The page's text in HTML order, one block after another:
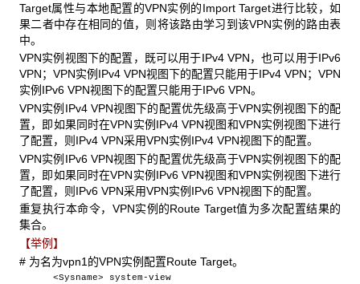
Target属性与本地配置的VPN实例的Import Target进行比较，如
果二者中存在相同的值，则将该路由学习到该VPN实例的路由表
中。
VPN实例视图下的配置，既可以用于IPv4 VPN，也可以用于IPv6
VPN；VPN实例IPv4 VPN视图下的配置只能用于IPv4 VPN；VPN
实例IPv6 VPN视图下的配置只能用于IPv6 VPN。
VPN实例IPv4 VPN视图下的配置优先级高于VPN实例视图下的配
置，即如果同时在VPN实例IPv4 VPN视图和VPN实例视图下进行
了配置，则IPv4 VPN采用VPN实例IPv4 VPN视图下的配置。
VPN实例IPv6 VPN视图下的配置优先级高于VPN实例视图下的配
置，即如果同时在VPN实例IPv6 VPN视图和VPN实例视图下进行
了配置，则IPv6 VPN采用VPN实例IPv6 VPN视图下的配置。
重复执行本命令，VPN实例的Route Target值为多次配置结果的
集合。
【举例】
# 为名为vpn1的VPN实例配置Route Target。
<Sysname> system-view